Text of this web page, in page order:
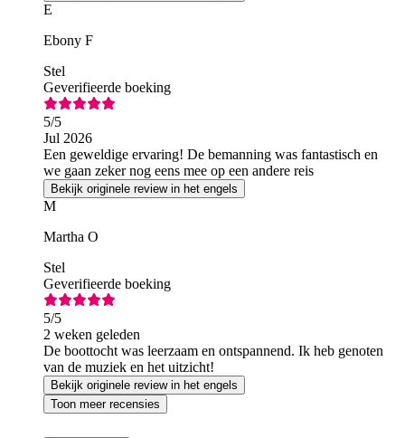
E
Ebony F
Stel
Geverifieerde boeking
5/5
Jul 2026
Een geweldige ervaring! De bemanning was fantastisch en
we gaan zeker nog eens mee op een andere reis
Bekijk originele review in het engels
M
Martha O
Stel
Geverifieerde boeking
5/5
2 weken geleden
De boottocht was leerzaam en ontspannend. Ik heb genoten
van de muziek en het uitzicht!
Bekijk originele review in het engels
Toon meer recensies